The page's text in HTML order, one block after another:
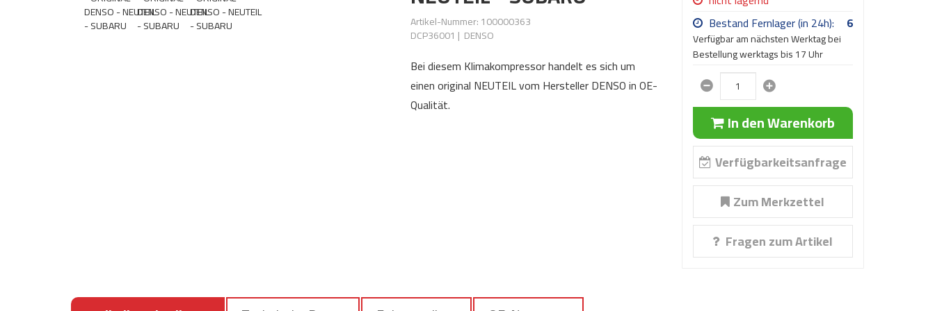
Artikel-Nummer: 100000363
DCP36001 | DENSO
Bei diesem Klimakompressor handelt es sich um
einen original NEUTEIL vom Hersteller DENSO in OE-
Qualität.
Bestand Fernlager (in 24h):
6
Verfügbar am nächsten Werktag bei
Bestellung werktags bis 17 Uhr
In den Warenkorb
Verfügbarkeitsanfrage
Zum Merkzettel
Fragen zum Artikel